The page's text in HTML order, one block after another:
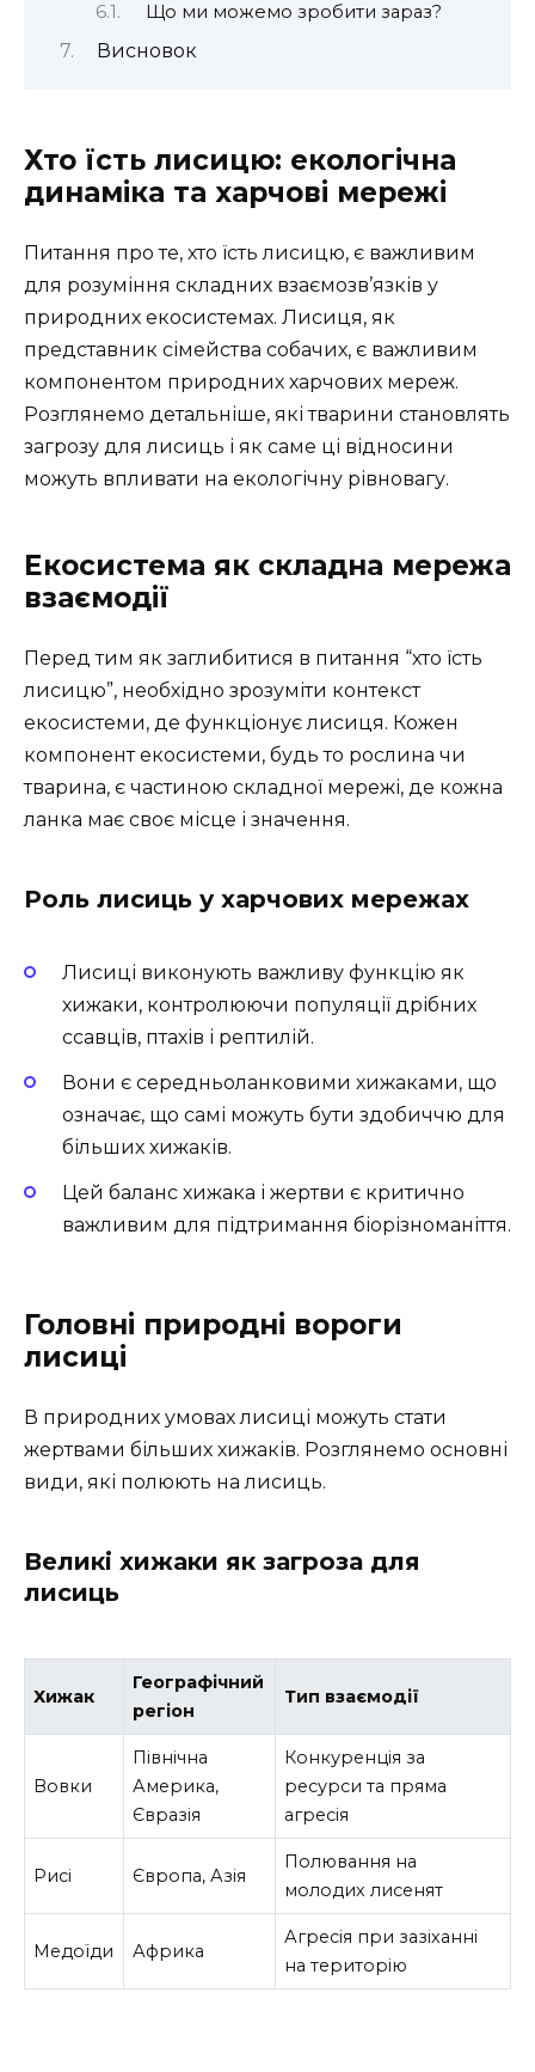
Що ми можемо зробити зараз?
Висновок
Хто їсть лисицю: екологічна
динаміка та харчові мережі
Питання про те, хто їсть лисицю, є важливим
для розуміння складних взаємозв’язків у
природних екосистемах. Лисиця, як
представник сімейства собачих, є важливим
компонентом природних харчових мереж.
Розглянемо детальніше, які тварини становлять
загрозу для лисиць і як саме ці відносини
можуть впливати на екологічну рівновагу.
Екосистема як складна мережа
взаємодії
Перед тим як заглибитися в питання “хто їсть
лисицю”, необхідно зрозуміти контекст
екосистеми, де функціонує лисиця. Кожен
компонент екосистеми, будь то рослина чи
тварина, є частиною складної мережі, де кожна
ланка має своє місце і значення.
Роль лисиць у харчових мережах
Лисиці виконують важливу функцію як
хижаки, контролюючи популяції дрібних
ссавців, птахів і рептилій.
Вони є середньоланковими хижаками, що
означає, що самі можуть бути здобиччю для
більших хижаків.
Цей баланс хижака і жертви є критично
важливим для підтримання біорізноманіття.
Головні природні вороги
лисиці
В природних умовах лисиці можуть стати
жертвами більших хижаків. Розглянемо основні
види, які полюють на лисиць.
Великі хижаки як загроза для
лисиць
Хижак
Географічний
регіон
Тип взаємодії
Вовки
Північна
Америка,
Євразія
Конкуренція за
ресурси та пряма
агресія
Рисі Європа, Азія
Полювання на
молодих лисенят
Медоїди Африка
Агресія при зазіханні
на територію